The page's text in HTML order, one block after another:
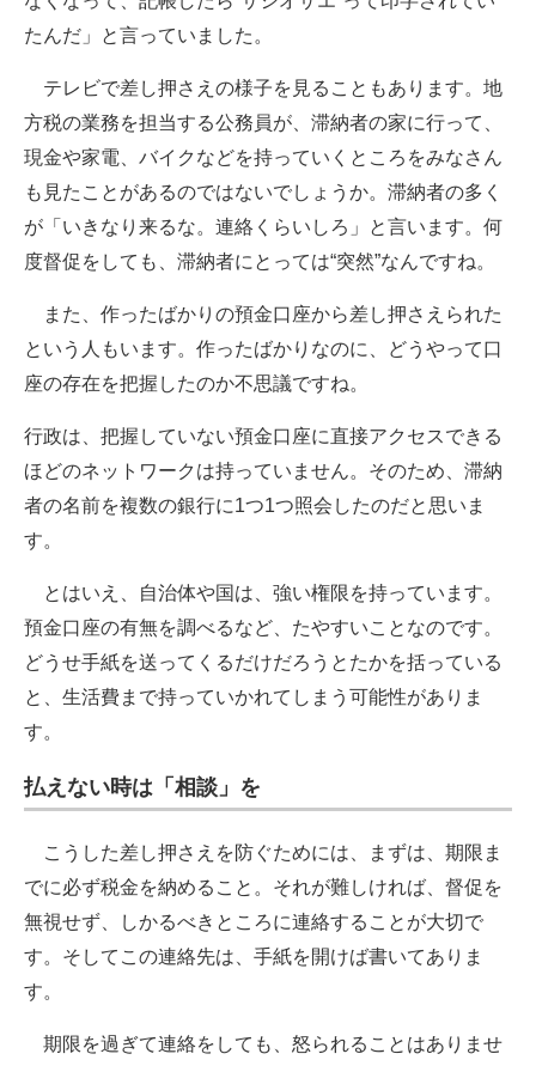
たんだ」と言っていました。
テレビで差し押さえの様子を見ることもあります。地
方税の業務を担当する公務員が、滞納者の家に行って、
現金や家電、バイクなどを持っていくところをみなさん
も見たことがあるのではないでしょうか。滞納者の多く
が「いきなり来るな。連絡くらいしろ」と言います。何
度督促をしても、滞納者にとっては“突然”なんですね。
また、作ったばかりの預金口座から差し押さえられた
という人もいます。作ったばかりなのに、どうやって口
座の存在を把握したのか不思議ですね。
行政は、把握していない預金口座に直接アクセスできる
ほどのネットワークは持っていません。そのため、滞納
者の名前を複数の銀行に1つ1つ照会したのだと思いま
す。
とはいえ、自治体や国は、強い権限を持っています。
預金口座の有無を調べるなど、たやすいことなのです。
どうせ手紙を送ってくるだけだろうとたかを括っている
と、生活費まで持っていかれてしまう可能性がありま
す。
払えない時は「相談」を
こうした差し押さえを防ぐためには、まずは、期限ま
でに必ず税金を納めること。それが難しければ、督促を
無視せず、しかるべきところに連絡することが大切で
す。そしてこの連絡先は、手紙を開けば書いてありま
す。
期限を過ぎて連絡をしても、怒られることはありませ